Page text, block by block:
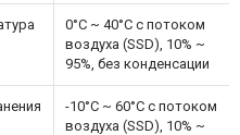
0°C ~ 40°C с потоком
воздуха (SSD), 10% ~
95%, без конденсации
-10°C ~ 60°C с потоком
воздуха (SSD), 10% ~